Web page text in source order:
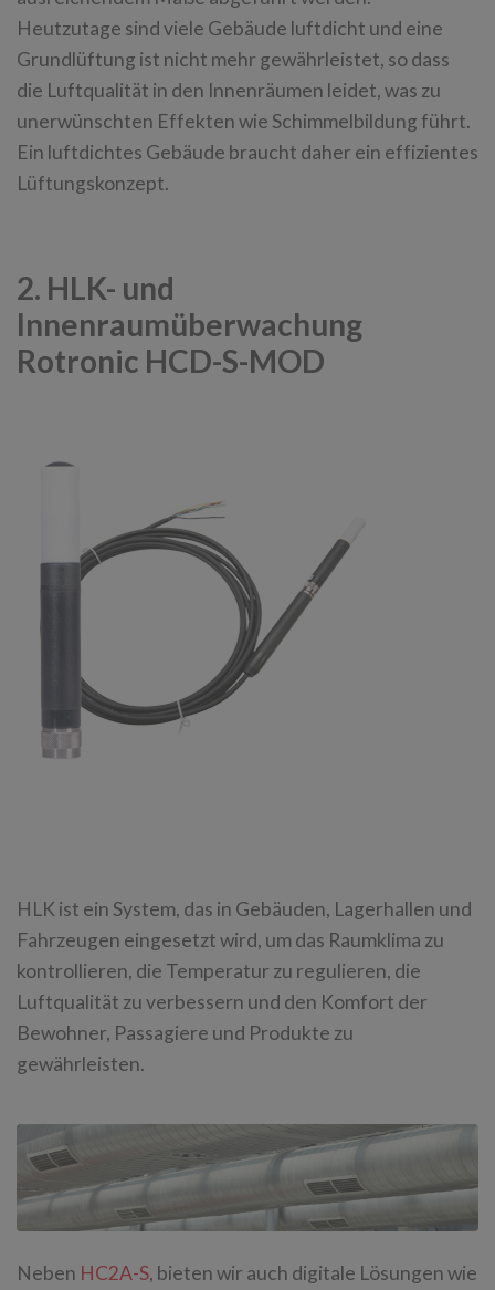
Heutzutage sind viele Gebäude luftdicht und eine
Grundlüftung ist nicht mehr gewährleistet, so dass
die Luftqualität in den Innenräumen leidet, was zu
unerwünschten Effekten wie Schimmelbildung führt.
Ein luftdichtes Gebäude braucht daher ein effizientes
Lüftungskonzept.
2. HLK- und
Innenraumüberwachung
Rotronic HCD-S-MOD
HLK ist ein System, das in Gebäuden, Lagerhallen und
Fahrzeugen eingesetzt wird, um das Raumklima zu
kontrollieren, die Temperatur zu regulieren, die
Luftqualität zu verbessern und den Komfort der
Bewohner, Passagiere und Produkte zu
gewährleisten.
Neben HC2A-S, bieten wir auch digitale Lösungen wie